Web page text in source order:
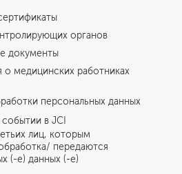
органов
документы
медицинских работниках
персональных данных
в JCI
лиц, которым
передаются
(-е) данных (-е)